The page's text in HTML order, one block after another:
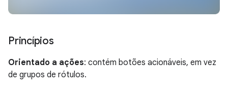
Princípios
Orientado a ações: contém botões acionáveis, em vez
de grupos de rótulos.